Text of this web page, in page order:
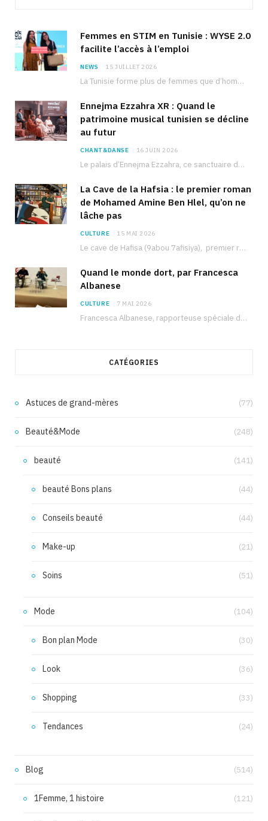
Femmes en STIM en Tunisie : WYSE 2.0
facilite l’accès à l’emploi
NEWS 15 JUILLET 2026
La Tunisie forme plus de femmes que d’hommes dans les filières scientifiques. Pourtant, pour beaucoup…
Ennejma Ezzahra XR : Quand le
patrimoine musical tunisien se décline
au futur
CHANT&DANSE 16 JUIN 2026
Le palais d’Ennejma Ezzahra, ce sanctuaire de la musique tunisienne et méditerranéenne construit par le…
La Cave de la Hafsia : le premier roman
de Mohamed Amine Ben Hlel, qu’on ne
lâche pas
CULTURE 15 MAI 2026
Le cave de Hafisa (9abou 7afisiya), premier roman du journaliste tunisien Mohamed Amine Ben Hlel,…
Quand le monde dort, par Francesca
Albanese
CULTURE 7 MAI 2026
Francesca Albanese, rapporteuse spéciale de l’ONU sur les territoires palestiniens occupés, était à Tunis pour…
CATÉGORIES
Astuces de grand-mères (77)
Beauté&Mode (248)
beauté (141)
beauté Bons plans (44)
Conseils beauté (44)
Make-up (21)
Soins (51)
Mode (104)
Bon plan Mode (30)
Look (36)
Shopping (33)
Tendances (24)
Blog (514)
1Femme, 1 histoire (121)